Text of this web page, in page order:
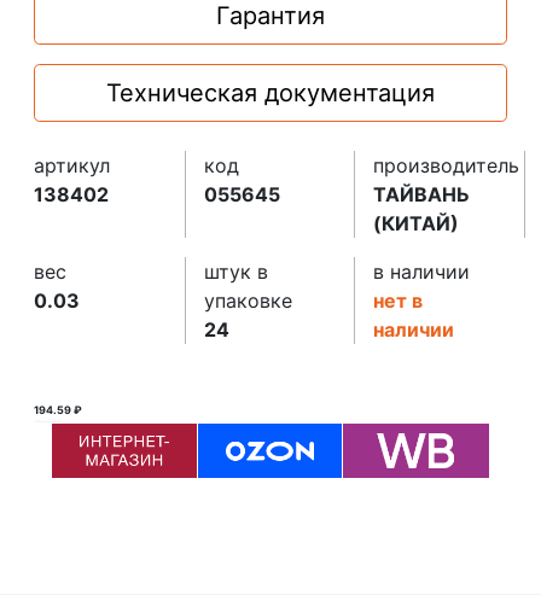
Гарантия
Техническая документация
артикул
138402
код
055645
производитель
ТАЙВАНЬ
(КИТАЙ)
вес
0.03
штук в
упаковке
24
в наличии
нет в
наличии
194.59 ₽